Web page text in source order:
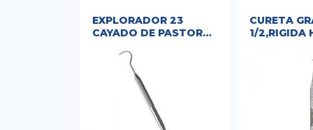
EXPLORADOR 23
CAYADO DE PASTOR
CURETA
1/2,RIGIDA